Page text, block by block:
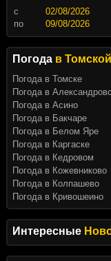
Интересные
c
по
Погода в
Погода в Томске
Погода в
Погода в Асино
Погода в Бакчаре
Погода в Белом Яре
Погода в Каргаске
Погода в Кедровом
Погода в Кожевниково
Погода в Колпашево
Погода в Кривошеино